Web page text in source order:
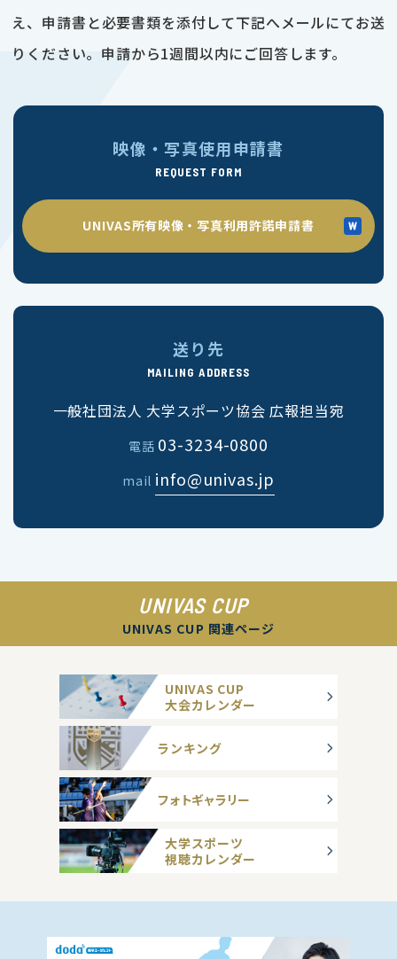
え、申請書と必要書類を添付して下記へメールにてお送
りください。申請から1週間以内にご回答します。
映像・写真使用申請書
REQUEST FORM
UNIVAS所有映像・写真利用許諾申請書
送り先
MAILING ADDRESS
一般社団法人 大学スポーツ協会 広報担当宛
電話 03-3234-0800
mail info@univas.jp
UNIVAS CUP
UNIVAS CUP 関連ページ
UNIVAS CUP
大会カレンダー
ランキング
フォトギャラリー
大学スポーツ
視聴カレンダー